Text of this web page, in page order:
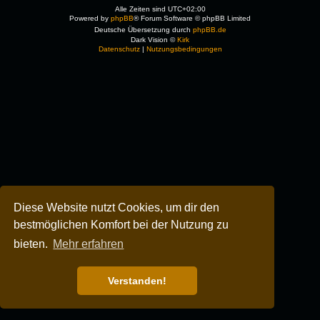
Diese Website nutzt Cookies, um dir den
bestmöglichen Komfort bei der Nutzung zu
bieten. Mehr erfahren
Verstanden!
Alle Zeiten sind UTC+02:00
Powered by phpBB® Forum Software © phpBB Limited
Deutsche Übersetzung durch phpBB.de
Dark Vision ©Kirk
Datenschutz| Nutzungsbedingungen